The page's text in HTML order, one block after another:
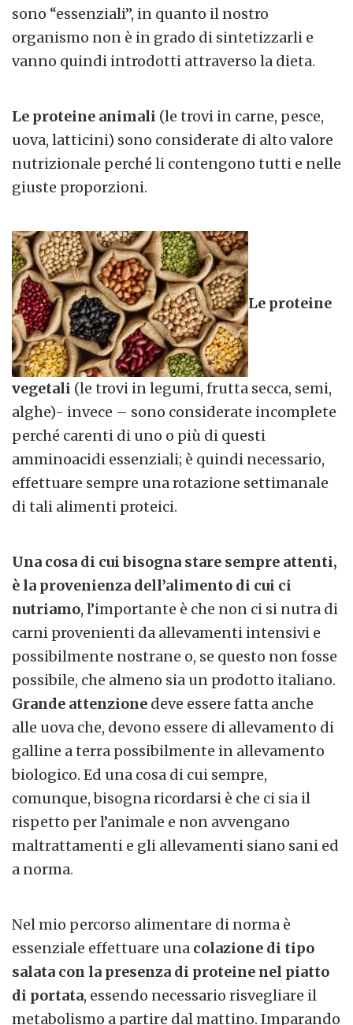
sono “essenziali”, in quanto il nostro
organismo non è in grado di sintetizzarli e
vanno quindi introdotti attraverso la dieta.
Le proteine animali (le trovi in carne, pesce,
uova, latticini) sono considerate di alto valore
nutrizionale perché li contengono tutti e nelle
giuste proporzioni.
Le proteine
vegetali (le trovi in legumi, frutta secca, semi,
alghe)- invece – sono considerate incomplete
perché carenti di uno o più di questi
amminoacidi essenziali; è quindi necessario,
effettuare sempre una rotazione settimanale
di tali alimenti proteici.
Una cosa di cui bisogna stare sempre attenti,
è la provenienza dell’alimento di cui ci
nutriamo, l’importante è che non ci si nutra di
carni provenienti da allevamenti intensivi e
possibilmente nostrane o, se questo non fosse
possibile, che almeno sia un prodotto italiano.
Grande attenzione deve essere fatta anche
alle uova che, devono essere di allevamento di
galline a terra possibilmente in allevamento
biologico. Ed una cosa di cui sempre,
comunque, bisogna ricordarsi è che ci sia il
rispetto per l’animale e non avvengano
maltrattamenti e gli allevamenti siano sani ed
a norma.
Nel mio percorso alimentare di norma è
essenziale effettuare una colazione di tipo
salata con la presenza di proteine nel piatto
di portata, essendo necessario risvegliare il
metabolismo a partire dal mattino. Imparando